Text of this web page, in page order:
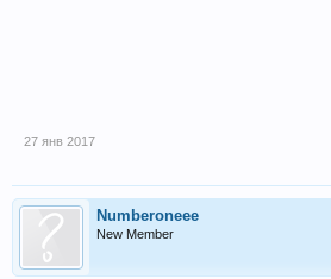
27 янв 2017
Numberoneee
New Member